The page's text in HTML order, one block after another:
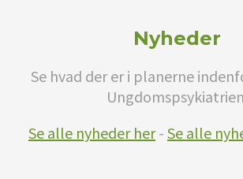
Nyheder
Se hvad der er i planerne
Se alle nyheder her- Se alle